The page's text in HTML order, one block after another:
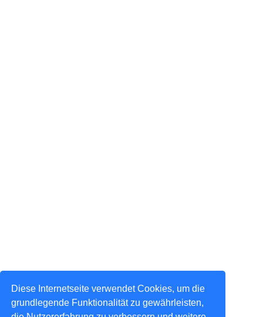
Diese Internetseite verwendet Cookies, um die
grundlegende Funktionalität zu gewährleisten,